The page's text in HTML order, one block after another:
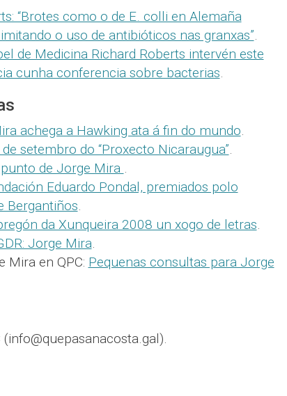
“Brotes como o de E. colli en Alemaña
o uso de antibióticos nas granxas”.
de Medicina Richard Roberts intervén este
cunha conferencia sobre bacterias.
achega a Hawking ata á fin do mundo.
setembro do “Proxecto Nicaraugua”.
de Jorge Mira .
Eduardo Pondal, premiados polo
Bergantiños.
da Xunqueira 2008 un xogo de letras.
Jorge Mira.
Mira en QPC: Pequenas consultas para Jorge
(info@quepasanacosta.gal).